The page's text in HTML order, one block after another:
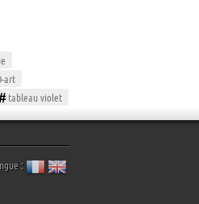
art
tableau violet
: